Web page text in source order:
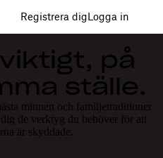
Registrera digLogga in
på
ställe.
minnen och familjetraditioner
de verktyg du behöver för att
är skyddade.